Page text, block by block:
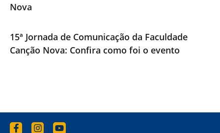
Nova
15ª Jornada de Comunicação da Faculdade
Canção Nova: Confira como foi o evento